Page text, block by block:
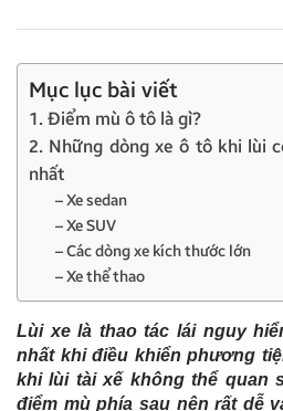
Mục lục bài viết
1. Điểm mù ô tô là gì?
2. Những dòng xe ô tô khi lùi
nhất
– Xe sedan
– Xe SUV
– Các dòng xe kích thước lớn
– Xe thể thao
Lùi xe là thao tác lái nguy
nhất khi điều khiển phương
khi lùi tài xế không thể quan
điểm mù phía sau nên rất dễ